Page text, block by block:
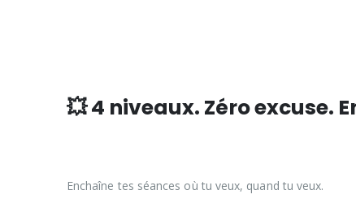
💥 4 niveaux. Zéro
Enchaîne tes séances où tu veux, quand tu veux.